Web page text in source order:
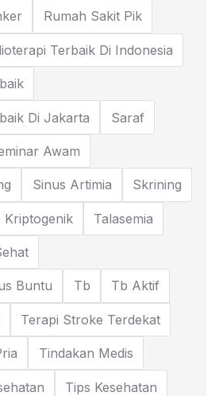
Rumah Sakit Pik
Terbaik Di Indonesia
Di Jakarta Saraf
Awam
Sinus Artimia Skrining
Kriptogenik Talasemia
Buntu Tb Tb Aktif
Terapi Stroke Terdekat
Tindakan Medis
Tips Kesehatan